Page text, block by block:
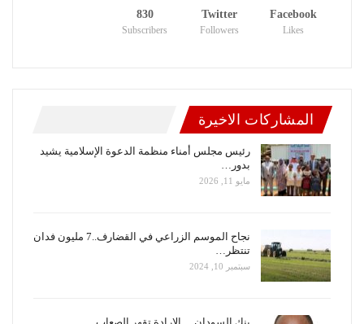
Facebook
Likes
Twitter
Followers
830
Subscribers
المشاركات الاخيرة
رئيس مجلس أمناء منظمة الدعوة الإسلامية يشيد
بدور…
مايو 11, 2026
نجاح الموسم الزراعي في القضارف..7 مليون فدان
تنتظر…
سبتمبر 10, 2024